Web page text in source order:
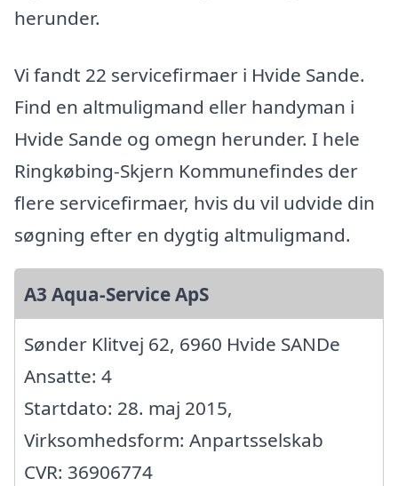
herunder.
Vi fandt 22 servicefirmaer i Hvide Sande.
Find en altmuligmand eller handyman i
Hvide Sande og omegn herunder. I hele
Ringkøbing-Skjern Kommunefindes der
flere servicefirmaer, hvis du vil udvide din
søgning efter en dygtig altmuligmand.
A3 Aqua-Service ApS
Sønder Klitvej 62, 6960 Hvide SANDe
Ansatte: 4
Startdato: 28. maj 2015,
Virksomhedsform: Anpartsselskab
CVR: 36906774